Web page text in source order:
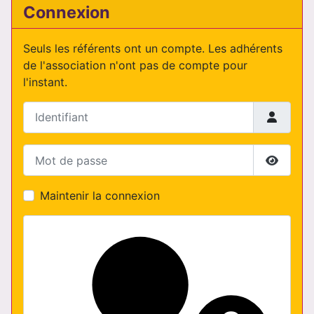
Connexion
Seuls les référents ont un compte. Les adhérents
de l'association n'ont pas de compte pour
l'instant.
Identifiant
Maintenir la connexion